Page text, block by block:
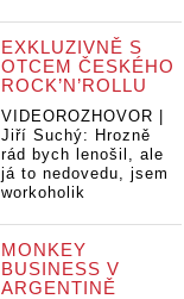
EXKLUZIVNĚ S
OTCEM ČESKÉHO
ROCK’N’ROLLU
VIDEOROZHOVOR |
Jiří Suchý: Hrozně
rád bych lenošil, ale
já to nedovedu, jsem
workoholik
MONKEY
BUSINESS V
ARGENTINĚ